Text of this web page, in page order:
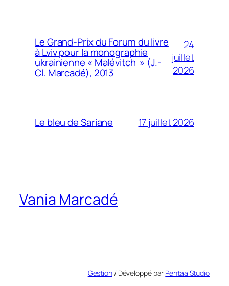
Le Grand-Prix du Forum du livre
à Lviv pour la monographie
ukrainienne « Malévitch » (J.-
Cl. Marcadé), 2013
24
juillet
2026
Le bleu de Sariane 17 juillet 2026
Vania Marcadé
Gestion/ Développé par Pentaa Studio